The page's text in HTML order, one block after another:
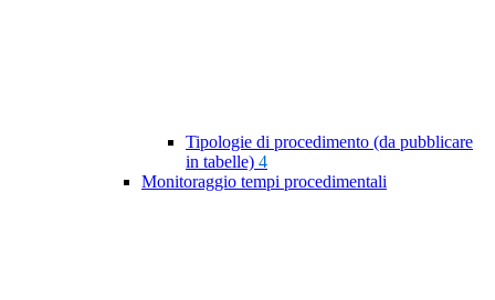
Tipologie di procedimento (da pubblicare
in tabelle) 4
Monitoraggio tempi procedimentali